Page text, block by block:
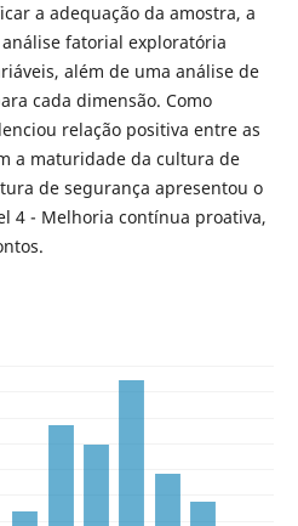
a adequação da amostra, a
fatorial exploratória
além de uma análise de
cada dimensão. Como
relação positiva entre as
a maturidade da cultura de
de segurança apresentou o
4 - Melhoria contínua proativa,